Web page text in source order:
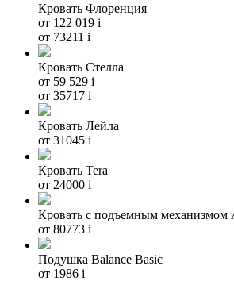
Кровать Флоренция
от 122 019 i
от 73211 i
Кровать Стелла
от 59 529 i
от 35717 i
Кровать Лейла
от 31045 i
Кровать Tera
от 24000 i
Кровать с подъемным механизмом
от 80773 i
Подушка Balance Basic
от 1986 i